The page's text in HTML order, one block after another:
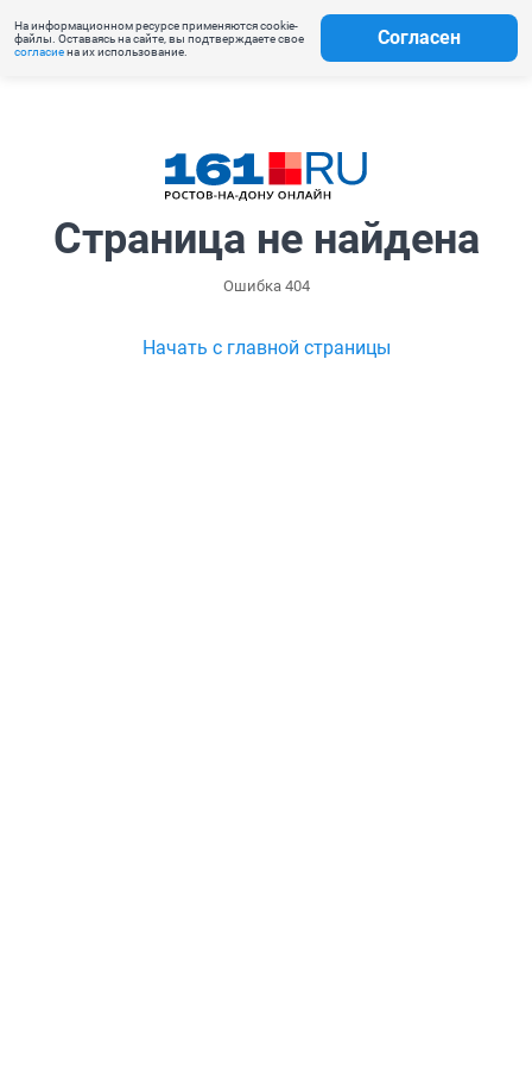
На информационном ресурсе применяются cookie-
файлы. Оставаясь на сайте, вы подтверждаете свое
согласиена их использование.
Согласен
Страница не найдена
Ошибка 404
Начать с главной страницы